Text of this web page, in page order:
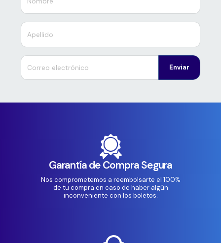
Enviar
Garantía de Compra Segura
Nos comprometemos a reembolsarte el 100%
de tu compra en caso de haber algún
inconveniente con los boletos.